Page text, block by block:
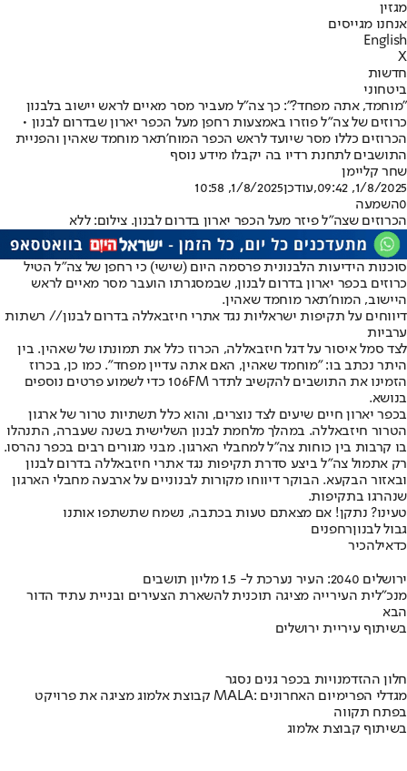
מגזין
אנחנו מגייסים
English
X
חדשות
ביטחוני
"מוחמד, אתה מפחד?": כך צה"ל מעביר מסר מאיים לראש יישוב בלבנון
כרוזים של צה"ל פוזרו באמצעות רחפן מעל הכפר יארון שבדרום לבנון •
הכרוזים כללו מסר שיועד לראש הכפר המוח'תאר מוחמד שאהין והפניית
התושבים לתחנת רדיו בה יקבלו מידע נוסף
שחר קליימן
1/8/2025, 09:42
,עודכן1/8/2025, 10:58
0השמעה
הכרוזים שצה"ל פיזר מעל הכפר יארון בדרום לבנון. צילום: ללא
סוכנות הידיעות הלבנונית פרסמה היום (שישי) כי רחפן של צה"ל הטיל
כרוזים בכפר יארון בדרום לבנון, שבמסגרתו הועבר מסר מאיים לראש
היישוב, המוח'תאר מוחמד שאהין.
דיווחים על תקיפות ישראליות נגד אתרי חיזבאללה בדרום לבנון// רשתות
ערביות
לצד סמל איסור על דגל חיזבאללה, הכרוז כלל את תמונתו של שאהין. בין
היתר נכתב בו: "מוחמד שאהין, האם אתה עדיין מפחד". כמו כן, בכרוז
הזמינו את התושבים להקשיב לתדר 106FM כדי לשמוע פרטים נוספים
בנושא.
בכפר יארון חיים שיעים לצד נוצרים, והוא כלל תשתיות טרור של ארגון
הטרור חיזבאללה. במהלך מלחמת לבנון השלישית בשנה שעברה, התנהלו
בו קרבות בין כוחות צה"ל למחבלי הארגון. מבני מגורים רבים בכפר נהרסו.
רק אתמול צה"ל ביצע סדרת תקיפות נגד אתרי חיזבאללה בדרום לבנון
ובאזור הבקעא. הבוקר דיווחו מקורות לבנוניים על ארבעה מחבלי הארגון
שנהרגו בתקיפות.
טעינו? נתקן! אם מצאתם טעות בכתבה, נשמח שתשתפו אותנו
גבול לבנוןרחפנים
כדאילהכיר
ירושלים 2040: העיר נערכת ל- 1.5 מליון תושבים
מנכ"לית העירייה מציגה תוכנית להשארת הצעירים ובניית עתיד הדור
הבא
בשיתוף עיריית ירושלים
חלון ההזדמנויות בכפר גנים נסגר
קבוצת אלמוג מציגה את פרויקט MALA: מגדלי הפרימיום האחרונים
בפתח תקווה
בשיתוף קבוצת אלמוג